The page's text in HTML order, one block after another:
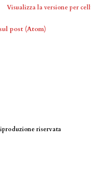
Visualizza la versione per
post (Atom)
riservata